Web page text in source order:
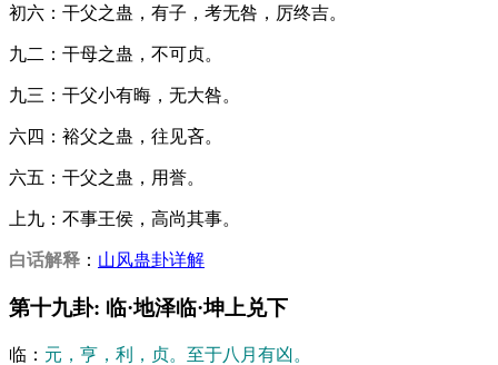
初六：干父之蛊，有子，考无咎，厉终吉。
九二：干母之蛊，不可贞。
九三：干父小有晦，无大咎。
六四：裕父之蛊，往见吝。
六五：干父之蛊，用誉。
上九：不事王侯，高尚其事。
白话解释 ： 山风蛊卦详解
第十九卦: 临·地泽临·坤上兑下
临： 元，亨，利，贞。至于八月有凶。